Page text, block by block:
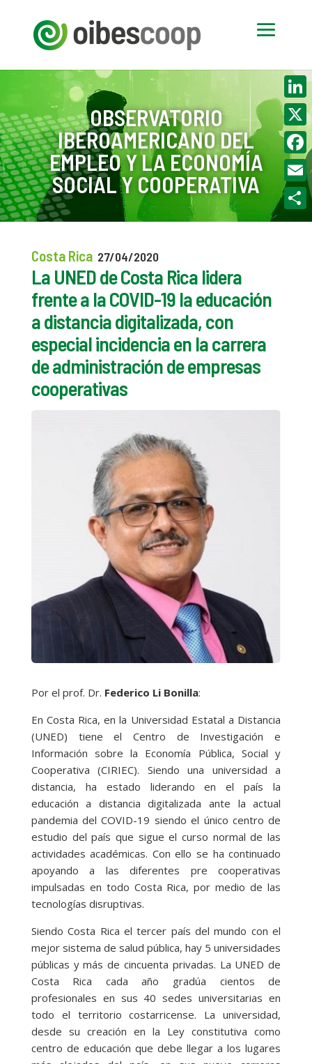
OBSERVATORIO
IBEROAMERICANO DEL
EMPLEO Y LA ECONOMÍA
SOCIAL Y COOPERATIVA
Costa Rica 27/04/2020
La UNED de Costa Rica lidera
frente a la COVID-19 la educación
a distancia digitalizada, con
especial incidencia en la carrera
de administración de empresas
cooperativas
Por el prof. Dr. Federico Li Bonilla:
En Costa Rica, en la Universidad Estatal a Distancia
(UNED) tiene el Centro de Investigación e
Información sobre la Economía Pública, Social y
Cooperativa (CIRIEC). Siendo una universidad a
distancia, ha estado liderando en el país la
educación a distancia digitalizada ante la actual
pandemia del COVID-19 siendo el único centro de
estudio del país que sigue el curso normal de las
actividades académicas. Con ello se ha continuado
apoyando a las diferentes pre cooperativas
impulsadas en todo Costa Rica, por medio de las
tecnologías disruptivas.
Siendo Costa Rica el tercer país del mundo con el
mejor sistema de salud pública, hay 5 universidades
públicas y más de cincuenta privadas. La UNED de
Costa Rica cada año gradúa cientos de
profesionales en sus 40 sedes universitarias en
todo el territorio costarricense. La universidad,
desde su creación en la Ley constitutiva como
centro de educación que debe llegar a los lugares
X
Email